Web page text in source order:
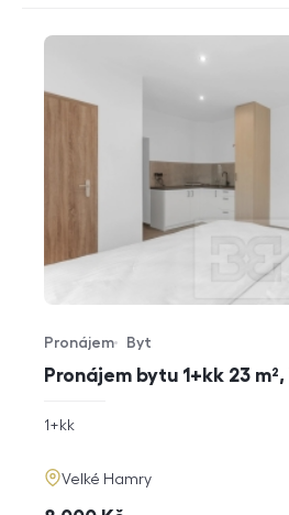
Pronájem bytu 1+kk 23
Typ nabídky
Pronájem
Typ nemovitosti
Byt
rozměry
1+kk
adresa
Velké Hamry